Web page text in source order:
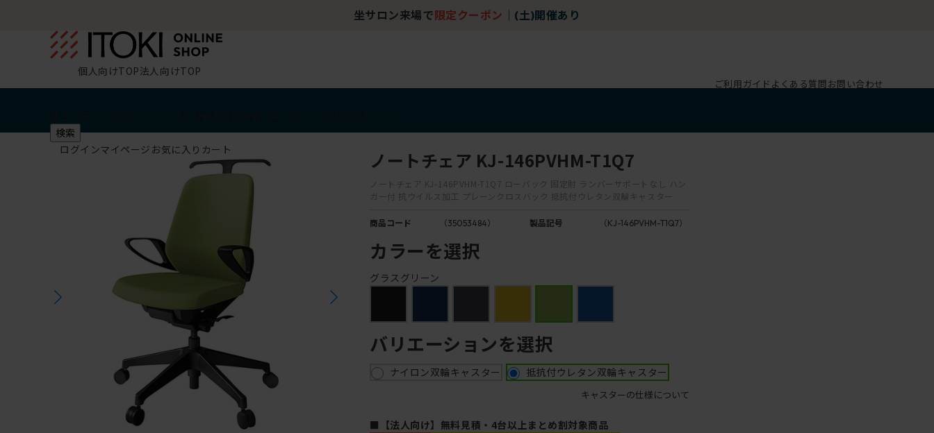
坐サロン来場で 限定クーポン (土)開催あり
個人向けTOP法人向けTOP
ご利用ガイド よくある質問お問い合わせ
検索
ログインマイページ お気に入り カート ノートチェア KJ-146PVHM-T1Q7
ノートチェア KJ-146PVHM-T1Q7 ローバック 固定肘 ランバーサポートなし ハン
ガー付 抗ウイルス加工 プレーンクロスバック 抵抗付ウレタン双輪キャスター
商品コード （35053484） 製品記号 （KJ-146PVHM-T1Q7）
カラーを選択
グラスグリーン
バリエーションを選択
ナイロン双輪キャスター 抵抗付ウレタン双輪キャスター
キャスターの仕様について
■【法人向け】無料見積・4台以上まとめ割対象商品